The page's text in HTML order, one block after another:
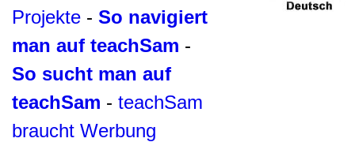
Projekte - So navigiert
man auf teachSam -
So sucht man auf
teachSam - teachSam
braucht Werbung